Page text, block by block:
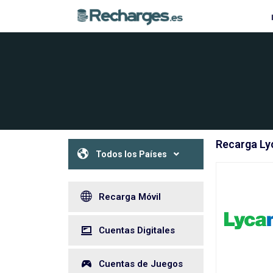
Todos los Países
Recarga Móvil
Cuentas Digitales
Cuentas de Juegos
Recarga